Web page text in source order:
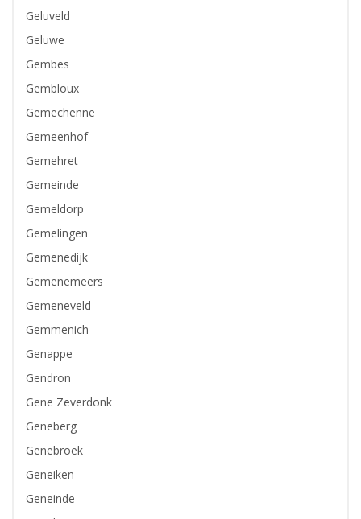
Geluveld
Geluwe
Gembes
Gembloux
Gemechenne
Gemeenhof
Gemehret
Gemeinde
Gemeldorp
Gemelingen
Gemenedijk
Gemenemeers
Gemeneveld
Gemmenich
Genappe
Gendron
Gene Zeverdonk
Geneberg
Genebroek
Geneiken
Geneinde